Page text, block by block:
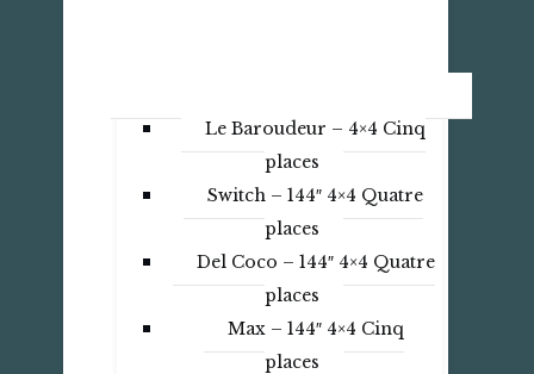
Le Baroudeur – 4×4 Cinq
places
Switch – 144″ 4×4 Quatre
places
Del Coco – 144″ 4×4 Quatre
places
Max – 144″ 4×4 Cinq
places